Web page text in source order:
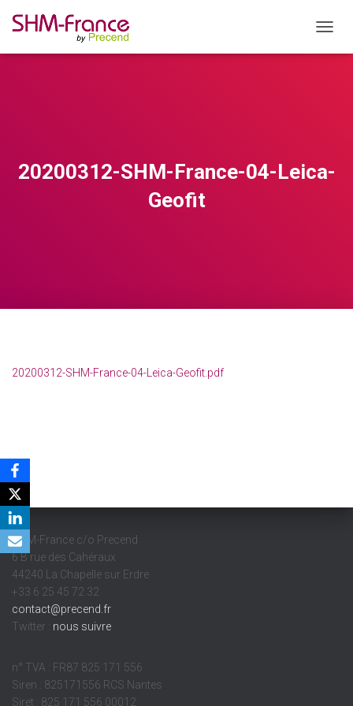
20200312-SHM-France-04-Leica-
Geofit
20200312-SHM-France-04-Leica-Geofit.pdf
SHM-France c/o Precend
6 B rue des Cahéraux
44240 La Chapelle sur Erdre
+33 6 25 45 72 32
contact@precend.fr
Twitter : nous suivre
n° TVA : FR87 825 171 556
Siren : 825171556 RCS Nantes
Siret : 825 171 556 00012